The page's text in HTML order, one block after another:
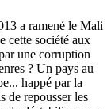
a ramené le Mali
cette société aux
une corruption
? Un pays au
happé par la
de repousser les